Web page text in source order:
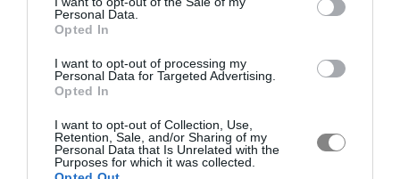
Personal Data.
Opted In
I want to opt-out of processing my
Personal Data for Targeted Advertising.
Opted In
I want to opt-out of Collection, Use,
Retention, Sale, and/or Sharing of my
Personal Data that Is Unrelated with the
Purposes for which it was collected.